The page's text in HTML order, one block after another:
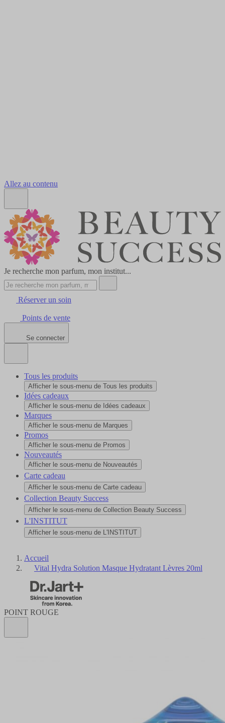
Allez au contenu
Je recherche mon parfum, mon institut...
Réserver un soin
Points de vente
Se connecter
Tous les produits
Afficher le sous-menu de Tous les produits
Idées cadeaux
Afficher le sous-menu de Idées cadeaux
Marques
Afficher le sous-menu de Marques
Promos
Afficher le sous-menu de Promos
Nouveautés
Afficher le sous-menu de Nouveautés
Carte cadeau
Afficher le sous-menu de Carte cadeau
Collection Beauty Success
Afficher le sous-menu de Collection Beauty Success
L'INSTITUT
Afficher le sous-menu de L'INSTITUT
Accueil
Vital Hydra Solution Masque Hydratant Lèvres 20ml
POINT ROUGE